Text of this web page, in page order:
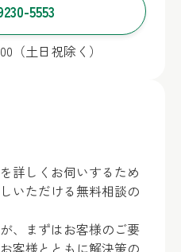
5553
（土日祝除く）
詳しくお伺いするため
いただける無料相談の
、まずはお客様のご要
客様とともに解決策の